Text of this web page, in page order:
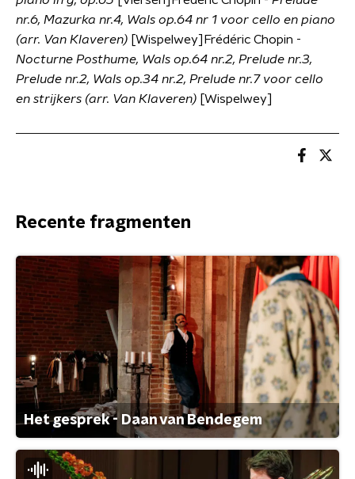
nr.6, Mazurka nr.4, Wals op.64 nr 1 voor cello en piano
(arr. Van Klaveren) [Wispelwey]Frédéric Chopin -
Nocturne Posthume, Wals op.64 nr.2, Prelude nr.3,
Prelude nr.2, Wals op.34 nr.2, Prelude nr.7 voor cello
en strijkers (arr. Van Klaveren) [Wispelwey]
Recente fragmenten
Het gesprek - Daan van Bendegem